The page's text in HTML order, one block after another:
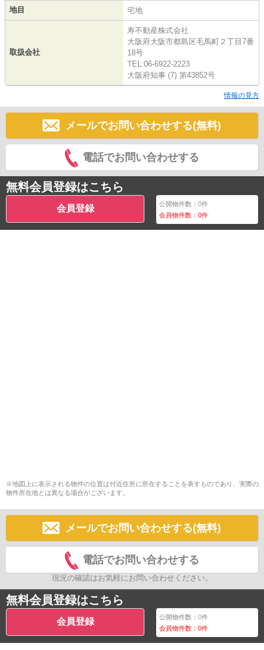
地目 宅地
取扱会社
寿不動産株式会社
大阪府大阪市都島区毛馬町２丁目7番
18号
TEL:06-6922-2223
大阪府知事 (7) 第43852号
情報の見方
メールでお問い合わせする(無料)
電話でお問い合わせする
無料会員登録はこちら
会員登録 公開物件数：0件
会員物件数：0件
※地図上に表示される物件の位置は付近住所に所在することを表すものであり、実際の
物件所在地とは異なる場合がございます。
メールでお問い合わせする(無料)
電話でお問い合わせする
現況の確認はお気軽にお問い合わせください。
無料会員登録はこちら
会員登録 公開物件数：0件
会員物件数：0件